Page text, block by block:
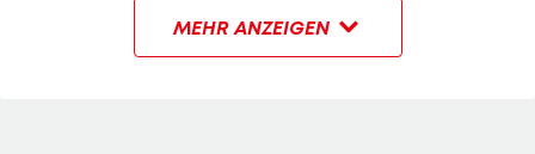
MEHR ANZEIGEN